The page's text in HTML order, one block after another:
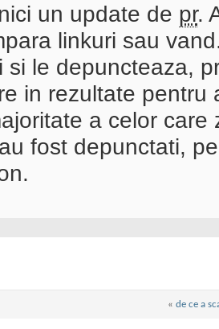
un update de pr.
linkuri sau
si le depuncteaza,
in rezultate pentru
a celor
fost depunctati,
« de ce a